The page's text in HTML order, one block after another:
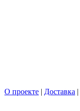
О проекте | Доставка |